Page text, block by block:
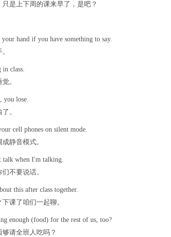
只是上下周的课来早了，是吧？
your hand if you have something to say.
in class.
。
you lose.
。
cell phones on silent mode.
静音模式。
talk when I'm talking.
不要说话。
this after class together.
课了咱们一起聊。
enough (food) for the rest of us, too?
够请全班人吃吗？